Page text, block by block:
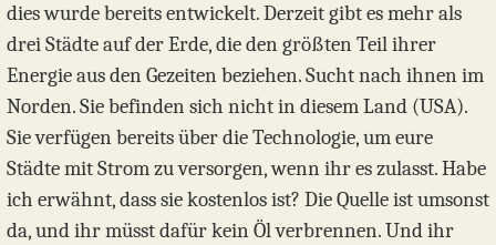
dies wurde bereits entwickelt. Derzeit gibt es mehr als
drei Städte auf der Erde, die den größten Teil ihrer
Energie aus den Gezeiten beziehen. Sucht nach ihnen im
Norden. Sie befinden sich nicht in diesem Land (USA).
Sie verfügen bereits über die Technologie, um eure
Städte mit Strom zu versorgen, wenn ihr es zulasst. Habe
ich erwähnt, dass sie kostenlos ist? Die Quelle ist umsonst
da, und ihr müsst dafür kein Öl verbrennen. Und ihr